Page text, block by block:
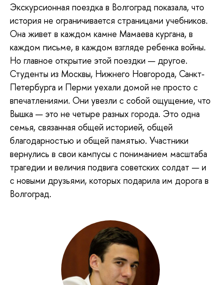
Экскурсионная поездка в Волгоград показала, что
история не ограничивается страницами учебников.
Она живет в каждом камне Мамаева кургана, в
каждом письме, в каждом взгляде ребенка войны.
Но главное открытие этой поездки — другое.
Студенты из Москвы, Нижнего Новгорода, Санкт-
Петербурга и Перми уехали домой не просто с
впечатлениями. Они увезли с собой ощущение, что
Вышка — это не четыре разных города. Это одна
семья, связанная общей историей, общей
благодарностью и общей памятью. Участники
вернулись в свои кампусы с пониманием масштаба
трагедии и величия подвига советских солдат — и
с новыми друзьями, которых подарила им дорога в
Волгоград.